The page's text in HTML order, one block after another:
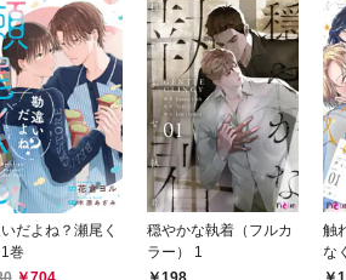
だよね？瀬尾く
巻
穏やかな執着（フルカ
ラー） 1
触
な